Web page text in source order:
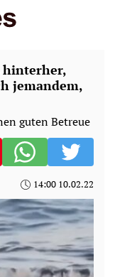
hinterher,
jemandem,
guten Betreue
14:00 10.02.22